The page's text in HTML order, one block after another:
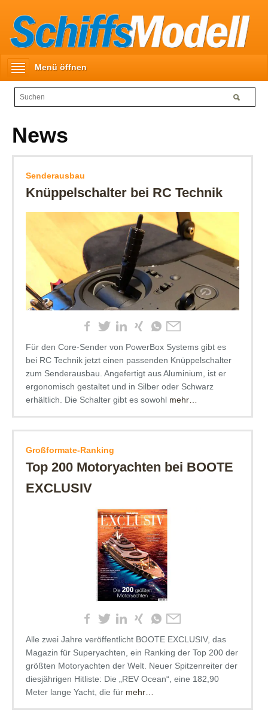
Menü öffnen
News
Senderausbau
Knüppelschalter bei RC Technik
Für den Core-Sender von PowerBox Systems gibt es
bei RC Technik jetzt einen passenden Knüppelschalter
zum Senderausbau. Angefertigt aus Aluminium, ist er
ergonomisch gestaltet und in Silber oder Schwarz
erhältlich. Die Schalter gibt es sowohl mehr…
Großformate-Ranking
Top 200 Motoryachten bei BOOTE
EXCLUSIV
Alle zwei Jahre veröffentlicht BOOTE EXCLUSIV, das
Magazin für Superyachten, ein Ranking der Top 200 der
größten Motoryachten der Welt. Neuer Spitzenreiter der
diesjährigen Hitliste: Die „REV Ocean“, eine 182,90
Meter lange Yacht, die für mehr…